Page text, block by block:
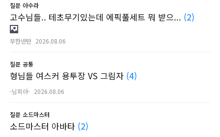
질문 아수라
고수님들.. 테초무기있는데 에픽풀세트 뭐 받으... (2)
무한넨탄 2026.08.06
질문 공통
형님들 여스커 용투장 VS 그림자 (4)
-님피아- 2026.08.06
질문 소드마스터
소드마스터 아바타 (2)